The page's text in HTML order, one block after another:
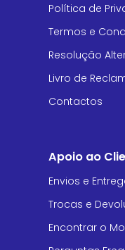
Política de
Termos e
Resolução
Livro de
Contactos
Apoio ao
Envios e
Trocas e
Encontrar o